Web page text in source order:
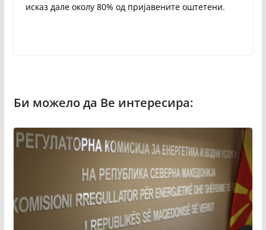
исказ дале околу 80% од пријавените оштетени.